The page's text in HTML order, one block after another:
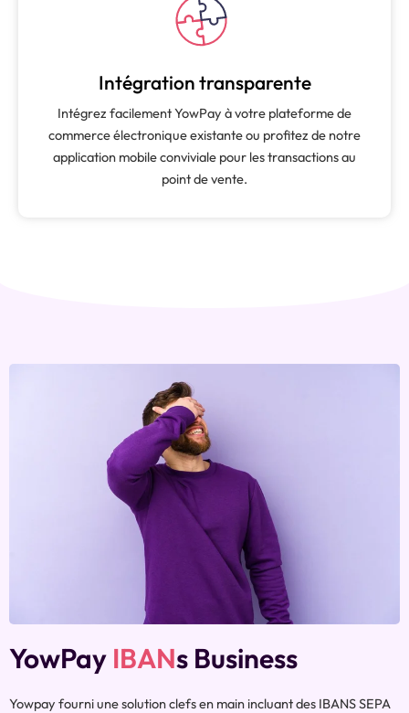
Intégration transparente
Intégrez facilement YowPay à votre plateforme de
commerce électronique existante ou profitez de notre
application mobile conviviale pour les transactions au
point de vente.
YowPay IBANS Business
Yowpay fourni une solution clefs en main incluant des IBANS SEPA